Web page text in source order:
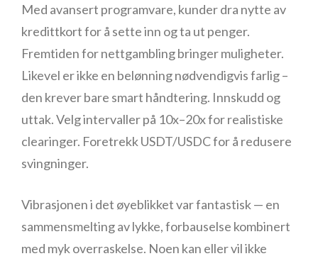
Med avansert programvare, kunder dra nytte av
kredittkort for å sette inn og ta ut penger.
Fremtiden for nettgambling bringer muligheter.
Likevel er ikke en belønning nødvendigvis farlig –
den krever bare smart håndtering. Innskudd og
uttak. Velg intervaller på 10x–20x for realistiske
clearinger. Foretrekk USDT/USDC for å redusere
svingninger.
Vibrasjonen i det øyeblikket var fantastisk — en
sammensmelting av lykke, forbauselse kombinert
med myk overraskelse. Noen kan eller vil ikke